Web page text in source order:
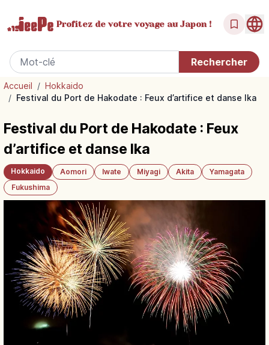
Profitez de votrevoyage au Japon !
Accueil / Hokkaido
/ Festival du Port de Hakodate : Feux d’artifice et danse Ika
Festival du Port de Hakodate : Feux
d’artifice et danse Ika
Hokkaido Aomori Iwate Miyagi Akita
Yamagata
Fukushima